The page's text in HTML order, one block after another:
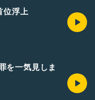
位浮上
を一気見しま